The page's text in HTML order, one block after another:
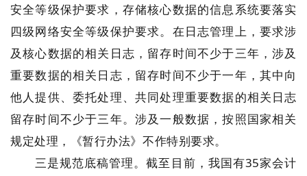
安全等级保护要求，存储核心数据的信息系统要落实
四级网络安全等级保护要求。在日志管理上，要求涉
及核心数据的相关日志，留存时间不少于三年，涉及
重要数据的相关日志，留存时间不少于一年，其中向
他人提供、委托处理、共同处理重要数据的相关日志
留存时间不少于三年。涉及一般数据，按照国家相关
规定处理，《暂行办法》不作特别要求。
三是规范底稿管理。截至目前，我国有35家会计